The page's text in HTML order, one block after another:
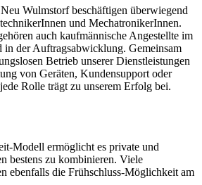
Wulmstorf beschäftigen überwiegend
und MechatronikerInnen.
auch kaufmännische Angestellte im
in der Auftragsabwicklung. Gemeinsam
Betrieb unserer Dienstleistungen
von Geräten, Kundensupport oder
Rolle trägt zu unserem Erfolg bei.
Modell ermöglicht es private und
bestens zu kombinieren. Viele
ebenfalls die Frühschluss-Möglichkeit am